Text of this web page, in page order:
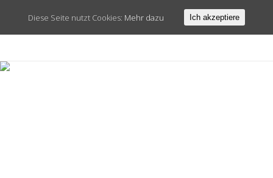
Diese Seite nutzt Cookies: Mehr dazu Ich akzeptiere